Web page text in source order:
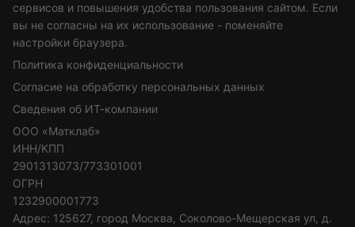
сервисов и повышения удобства пользования сайтом. Если
вы не согласны на их использование - поменяйте
настройки браузера.
Политика конфиденциальности
Согласие на обработку персональных данных
Сведения об ИТ-компании
ООО «Матклаб»
ИНН/КПП
2901313073/773301001
ОГРН
1232900001773
Адрес: 125627, город Москва, Соколово-Мещерская ул, д.